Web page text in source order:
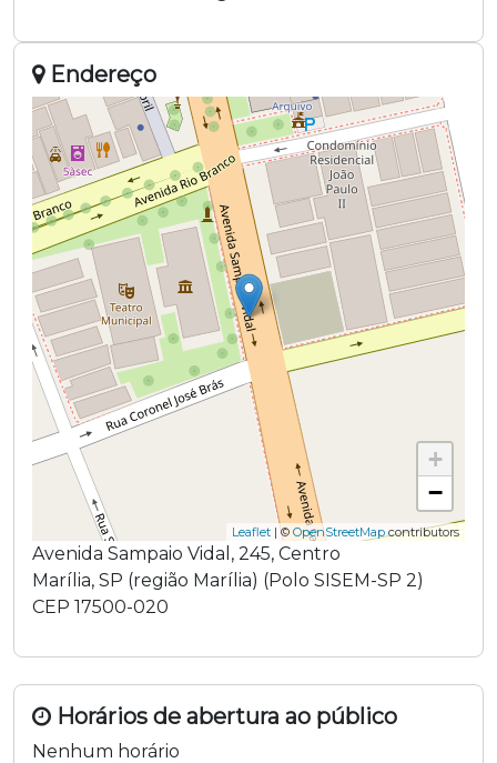
Endereço
+
−
Leaflet | © OpenStreetMapcontributors
Avenida Sampaio Vidal , 245, Centro
Marília, SP (região Marília) (Polo SISEM-SP 2)
CEP 17500-020
Horários de abertura ao público
Nenhum horário